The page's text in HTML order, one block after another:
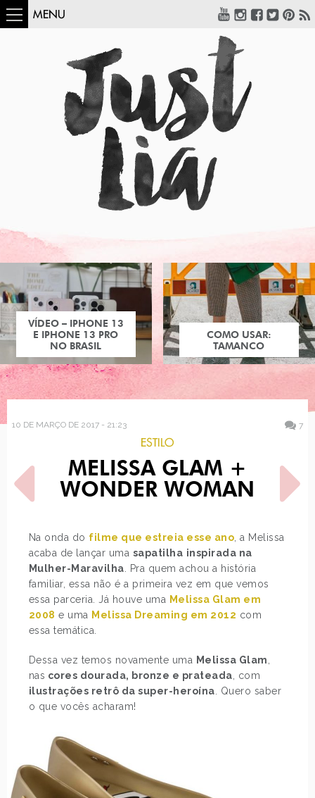
MENU
COMO USAR:
TAMANCO
10 DE MARÇO DE 2017 - 21:23 7
ESTILO
MELISSA GLAM +
WONDER WOMAN
Na onda do filme que estreia esse ano , a Melissa
acaba de lançar uma sapatilha inspirada na
Mulher-Maravilha . Pra quem achou a história
familiar, essa não é a primeira vez em que vemos
essa parceria. Já houve uma Melissa Glam em
2008 e uma Melissa Dreaming em 2012 com
essa temática.
Dessa vez temos novamente uma Melissa Glam
nas cores dourada, bronze e prateada , com
ilustrações retrô da super-heroína . Quero saber
o que vocês acharam!
POST ANTERIOR
ESTILO: NINA DOBREV -
PARTE 2
PRÓXIMO POST
BATALHA: KATY PERRY